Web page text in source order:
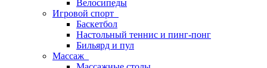
Велосипеды
Игровой спорт
Баскетбол
Настольный теннис и пинг-понг
Бильярд и пул
Массаж